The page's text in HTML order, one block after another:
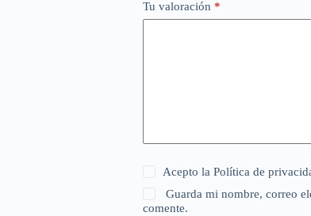
Tu valoración *
Acepto la Política de
Guarda mi nombre, correo
comente.